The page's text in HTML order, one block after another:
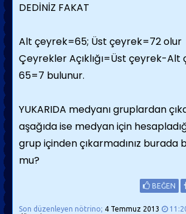
DEDİNİZ FAKAT
Alt çeyrek=65; Üst çeyrek=72 olur
Çeyrekler Açıklığı=Üst çeyrek-
65=7 bulunur.
YUKARIDA medyanı gruplardan
aşağıda ise medyan için
grup içinden çıkarmadınız burada
mu?
BEĞEN
Son düzenleyen nötrino; 4 Temmuz 2013